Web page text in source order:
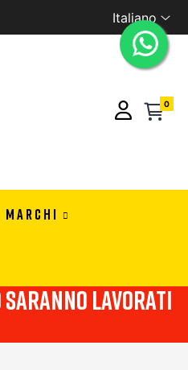
CONTATTACI PER
Italiano
0
MARCHI
saranno lavorati